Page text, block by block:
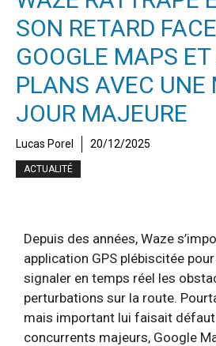
SON RETARD
GOOGLE MAPS
PLANS AVEC UNE
JOUR MAJEURE
Lucas Porel 20/12/2025
ACTUALITÉ
Depuis des années, Waze
application GPS plébiscitée
signaler en temps réel les
perturbations sur la route.
mais important lui faisait
concurrents majeurs, Google